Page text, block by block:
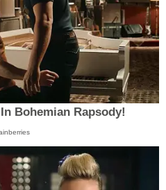
Bohemian Rapsody!